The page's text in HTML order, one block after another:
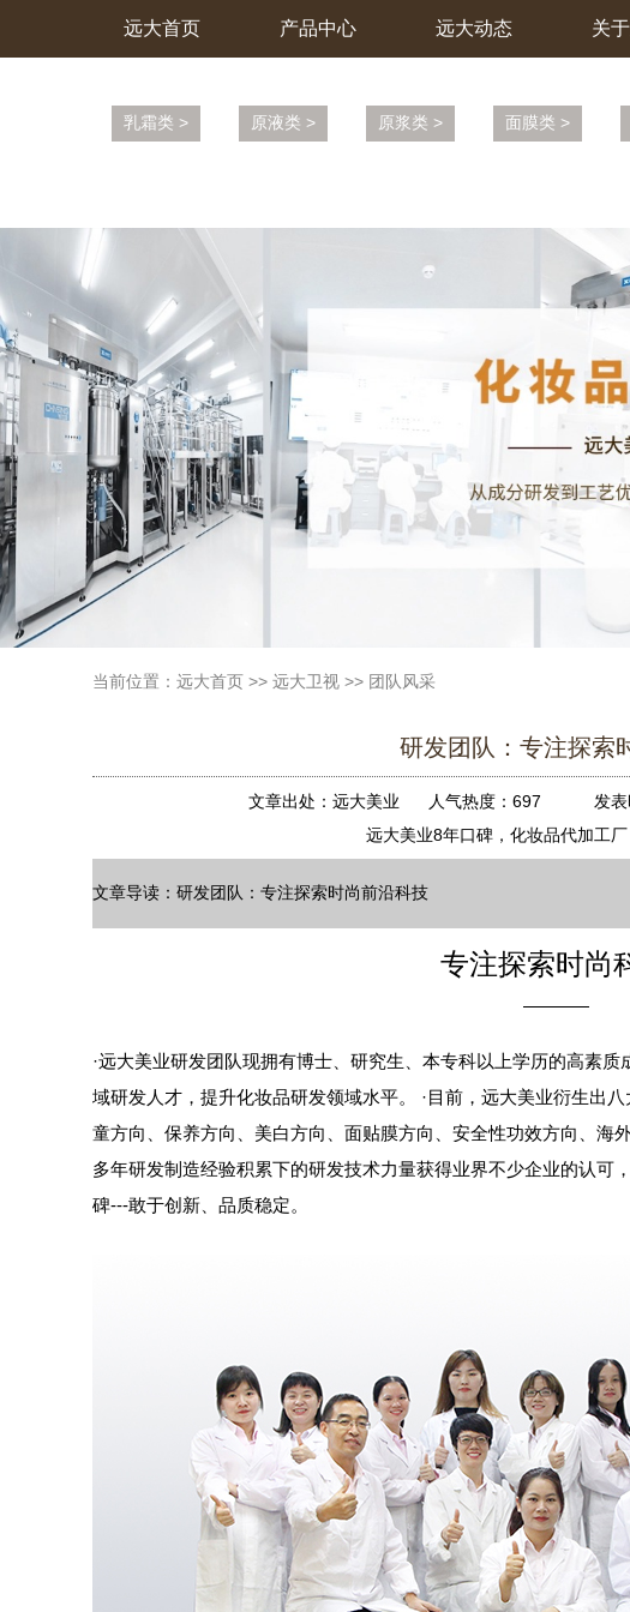
远大首页 产品中心 远大动态 关
乳霜类 > 原液类 > 原浆类 > 面膜类 >
当前位置： 远大首页 >> 远大卫视 >> 团队风采
研发团队：专注探索
文章出处：远大美业 人气热度：697
发
远大美业8年口碑，化妆品代加工
文章导读：研发团队：专注探索时尚前沿科技
专注探索时尚
·远大美业研发团队现拥有博士、研究生、本专科以上学历的高素
域研发人才，提升化妆品研发领域水平。 ·目前，远大美业衍生出
童方向、保养方向、美白方向、面贴膜方向、安全性功效方向、海
多年研发制造经验积累下的研发技术力量获得业界不少企业的认可
碑---敢于创新、品质稳定。